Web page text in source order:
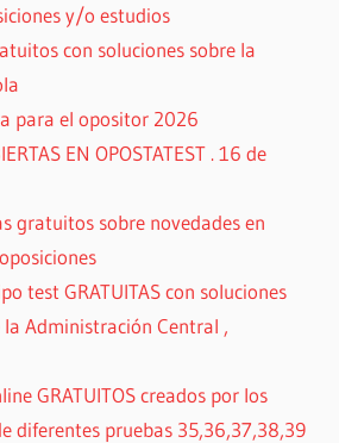
y/o estudios
con soluciones sobre la
para el opositor 2026
EN OPOSTATEST . 16 de
gratuitos sobre novedades en
test GRATUITAS con soluciones
la Administración Central ,
GRATUITOS creados por los
diferentes pruebas 35,36,37,38,39